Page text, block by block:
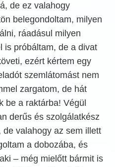
de ez valahogy
belegondoltam, milyen
ráadásul milyen
is próbáltam, de a divat
ezért kértem egy
szemlátomást nem
zargatom, de hát
be a raktárba! Végül
derűs és szolgálatkész
valahogy az sem illett
a dobozába, és
– még mielőtt bármit is